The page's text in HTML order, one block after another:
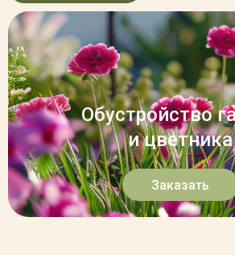
Обустройство
и цветника
Заказать